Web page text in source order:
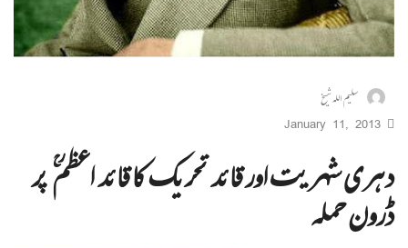
سلیم اللہ شیخ
January 11, 2013
دہری شہریت اور قائد تحریک کا قائد اعظم ؒ پر
ڈرون حملہ